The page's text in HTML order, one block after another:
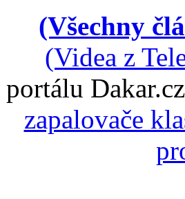
(Všechny
(Videa z
portálu
zapalovače